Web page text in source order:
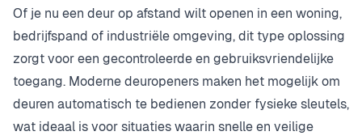
Of je nu een deur op afstand wilt openen in een woning,
bedrijfspand of industriële omgeving, dit type oplossing
zorgt voor een gecontroleerde en gebruiksvriendelijke
toegang. Moderne deuropeners maken het mogelijk om
deuren automatisch te bedienen zonder fysieke sleutels,
wat ideaal is voor situaties waarin snelle en veilige